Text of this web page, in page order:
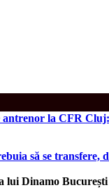
antrenor la CFR
să se transfere,
lui Dinamo